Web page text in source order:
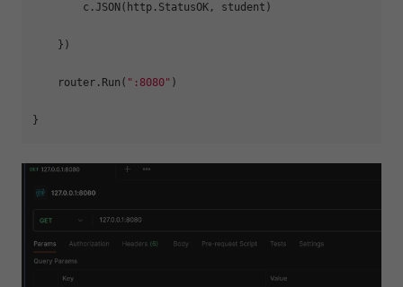
        c.JSON(http.StatusOK, student)
    })
    router.Run(
":8080" )